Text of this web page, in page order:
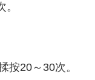
按20～30次。